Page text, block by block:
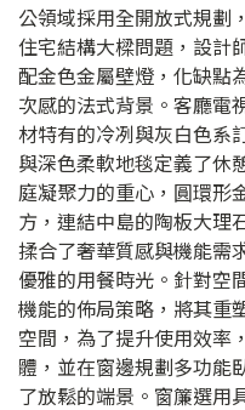
公領域採用全開放式規劃
住宅結構大樑問題，設計
配金色金屬壁燈，化缺點
次感的法式背景。客廳電
材特有的冷冽與灰白色系
與深色柔軟地毯定義了休
庭凝聚力的重心，圓環形
方，連結中島的陶板大理
揉合了奢華質感與機能需
優雅的用餐時光。針對空
機能的佈局策略，將其重
空間，為了提升使用效率
體，並在窗邊規劃多功能
了放鬆的端景。窗簾選用